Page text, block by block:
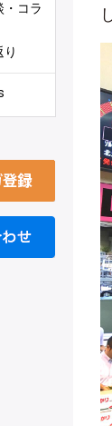
・コラ
り